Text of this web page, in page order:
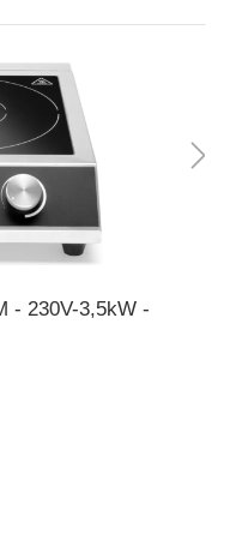
- 230V-3,5kW -